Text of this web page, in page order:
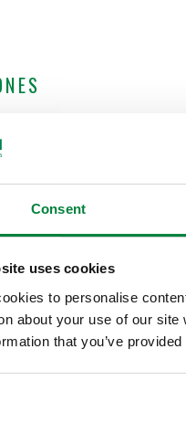
Consent
uses cookies
to personalise
about your use of our
that you’ve